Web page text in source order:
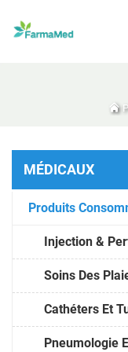
MÉDICAUX
Produits
Injection &
Soins Des
Cathéters Et
Pneumologie